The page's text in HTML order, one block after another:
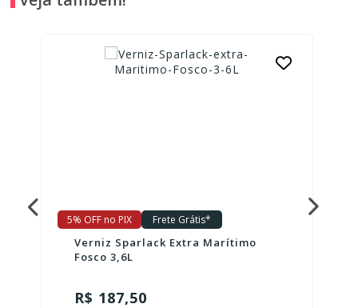
5% OFF no PIX Frete Grátis*
Verniz Sparlack Extra Marítimo
Fosco 3,6L
R$ 187,50